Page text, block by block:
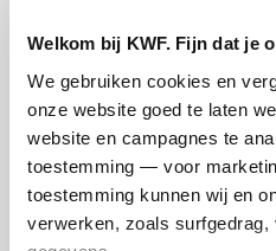
Welkom bij KWF. Fijn dat je
We gebruiken cookies en
onze website goed te laten
website en campagnes te
toestemming — voor
toestemming kunnen wij en
verwerken, zoals